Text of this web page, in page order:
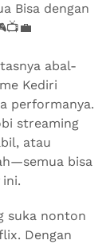
Bisa dengan
abal-
Kediri
performanya.
streaming
atau
bisa
ini.
suka nonton
Dengan